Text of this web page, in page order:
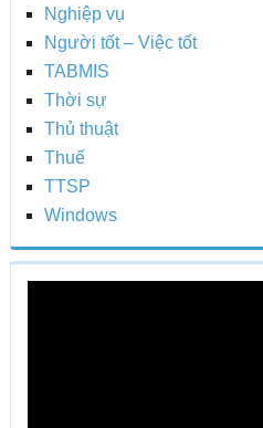
Nghiệp vụ
Người tốt – Việc tốt
TABMIS
Thời sự
Thủ thuật
Thuế
TTSP
Windows